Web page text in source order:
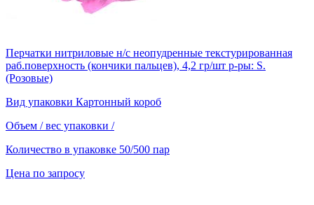
Перчатки нитриловые н/с неопудренные текстурированная
раб.поверхность (кончики пальцев), 4,2 гр/шт р-ры: S.
(Розовые)
Вид упаковки Картонный короб
Объем / вес упаковки /
Количество в упаковке 50/500 пар
Цена по запросу